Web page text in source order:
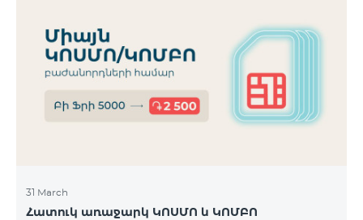
31 March
Հատուկ առաջարկ ԿՈՍՄՈ և ԿՈՄԲՈ